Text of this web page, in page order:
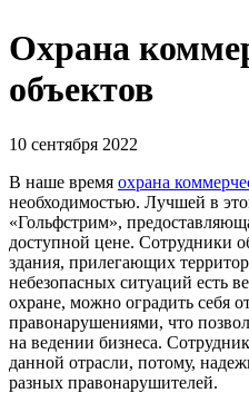
Охрана
объектов
10 сентября 2022
В наше время охрана
необходимостью. Лучшей в
«Гольфстрим»,
доступной цене. Сотрудники
здания, прилегающих
небезопасных ситуаций есть
охране, можно оградить себя
правонарушениями, что
на ведении бизнеса.
данной отрасли, потому,
разных правонарушителей.